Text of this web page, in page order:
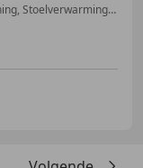
Alarm, Spoiler, 4x4, Getinte ramen, Airconditioning, Stoelverwarming, Navigatiesysteem, Automatische klimaatregeling